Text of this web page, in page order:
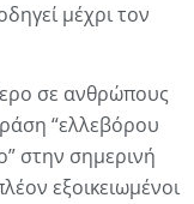
μέχρι τον
σε ανθρώπους
“ελλεβόρου
στην σημερινή
εξοικειωμένοι